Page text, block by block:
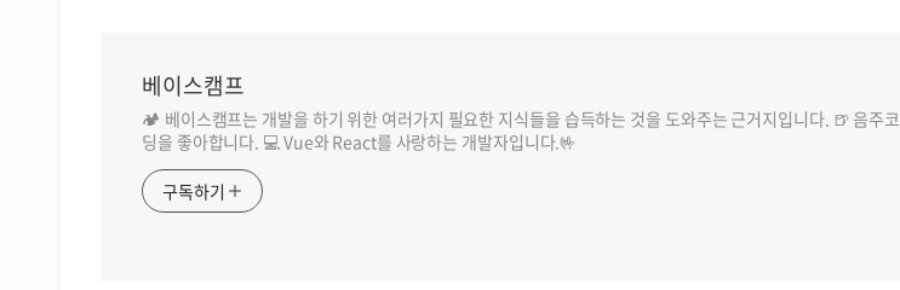
베이스캠프
🏕️ 베이스캠프는 개발을 하기 위한 여러가지 필요한 지식들을 습득하는 것을 도와주는 근거지입니다. 🍺 음주코
딩을 좋아합니다. 💻 Vue와 React를 사랑하는 개발자입니다.🤟
구독하기